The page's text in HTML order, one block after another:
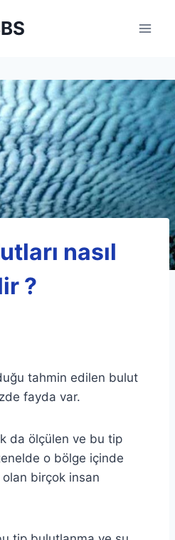
nasıl
?
tahmin edilen bulut
fayda var.
da ölçülen ve bu tip
o bölge içinde
birçok insan